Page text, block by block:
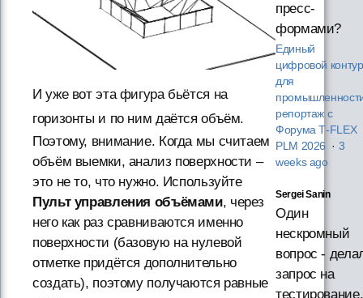
И уже вот эта фигура бьётся на
горизонты и по ним даётся объём.
Поэтому, внимание. Когда мы считаем
объём выемки, анализ поверхности –
это не то, что нужно. Используйте
Пульт управления объёмами, через
него как раз сравниваются именно
поверхности (базовую на нулевой
отметке придётся дополнительно
создать), поэтому получаются равные
пресс-
формами?
Единый
цифровой контур
для
репортаж с
Форума T‑FLEX
PLM 2026 · 3
weeks ago
Sergei Sanin
Один
нескромный
вопрос -
запрос на
тестирование,